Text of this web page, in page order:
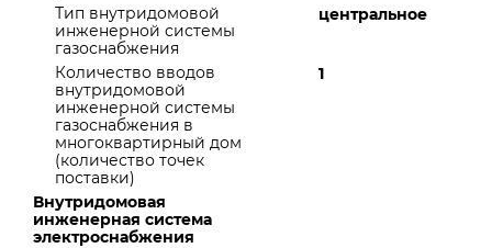
Тип внутридомовой
инженерной системы
газоснабжения
центральное
Количество вводов
внутридомовой
инженерной системы
газоснабжения в
многоквартирный дом
(количество точек
поставки)
1
Внутридомовая
инженерная система
электроснабжения